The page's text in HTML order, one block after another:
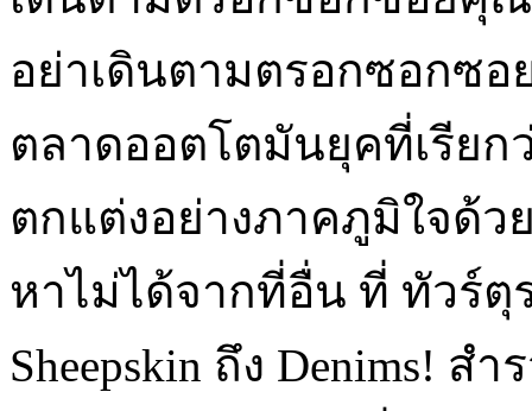
อย่าเดินตามตรอกซอกซ
ตลาดออตโตมันยุคที่เรียกว่
ตกแต่งอย่างภาคภูมิใจด้
หาไม่ได้จากที่อื่น ที่ ทัวร์
Sheepskin ถึง Denims!